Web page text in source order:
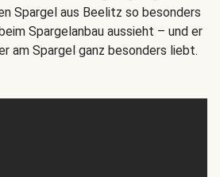
Spargel aus Beelitz so besonders
Spargelanbau aussieht – und er
am Spargel ganz besonders liebt.